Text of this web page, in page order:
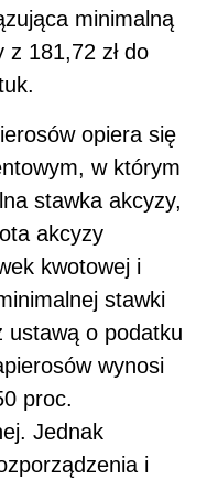
minimalną
181,72 zł do
opiera się
w którym
stawka akcyzy,
akcyzy
kwotowej i
stawki
ustawą o podatku
wynosi
proc.
Jednak
i